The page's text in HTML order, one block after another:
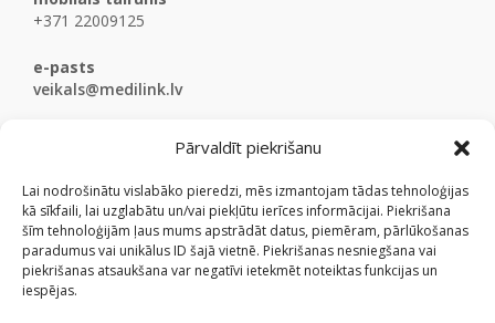
Pārvaldīt piekrišanu
Lai nodrošinātu vislabāko pieredzi, mēs izmantojam tādas tehnoloģijas
kā sīkfaili, lai uzglabātu un/vai piekļūtu ierīces informācijai. Piekrišana
šīm tehnoloģijām ļaus mums apstrādāt datus, piemēram, pārlūkošanas
paradumus vai unikālus ID šajā vietnē. Piekrišanas nesniegšana vai
piekrišanas atsaukšana var negatīvi ietekmēt noteiktas funkcijas un
iespējas.
+371 22009125
e-pasts
veikals@medilink.lv